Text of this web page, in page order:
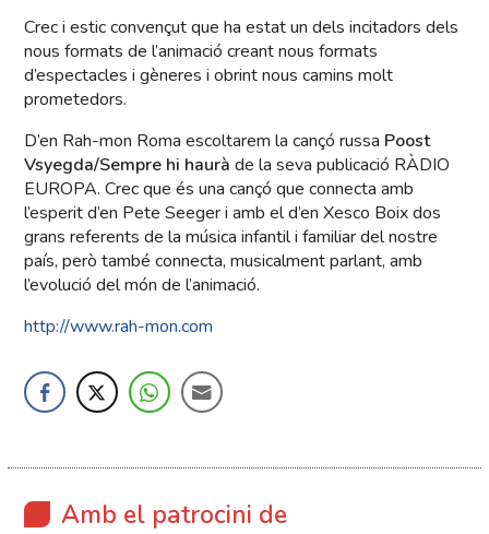
Crec i estic convençut que ha estat un dels incitadors dels
nous formats de l’animació creant nous formats
d’espectacles i gèneres i obrint nous camins molt
prometedors.
D’en Rah-mon Roma escoltarem la cançó russa Poost
Vsyegda/Sempre hi haurà de la seva publicació RÀDIO
EUROPA. Crec que és una cançó que connecta amb
l’esperit d’en Pete Seeger i amb el d’en Xesco Boix dos
grans referents de la música infantil i familiar del nostre
país, però també connecta, musicalment parlant, amb
l’evolució del món de l’animació.
http://www.rah-mon.com
Amb el patrocini de